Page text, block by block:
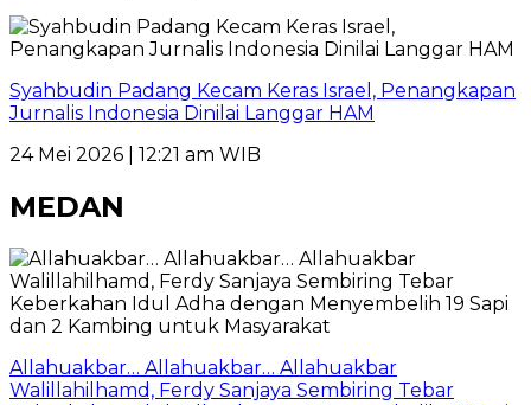
Syahbudin Padang Kecam Keras Israel, Penangkapan
Jurnalis Indonesia Dinilai Langgar HAM
24 Mei 2026 | 12:21 am WIB
MEDAN
Allahuakbar… Allahuakbar… Allahuakbar
Walillahilhamd, Ferdy Sanjaya Sembiring Tebar